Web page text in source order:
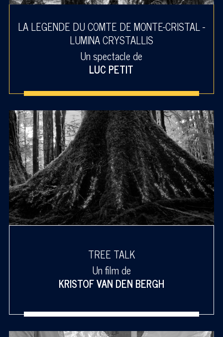
LA LEGENDE DU COMTE DE MONTE-CRISTAL -
LUMINA CRYSTALLIS
Un spectacle de
LUC PETIT
TREE TALK
Un film de
KRISTOF VAN DEN BERGH